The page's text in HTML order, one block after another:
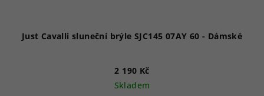
Just Cavalli sluneční brýle SJC145 07AY 60 - Dámské
2 190 Kč
Skladem